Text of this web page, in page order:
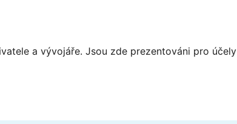
a vývojáře. Jsou zde prezentováni pro účely